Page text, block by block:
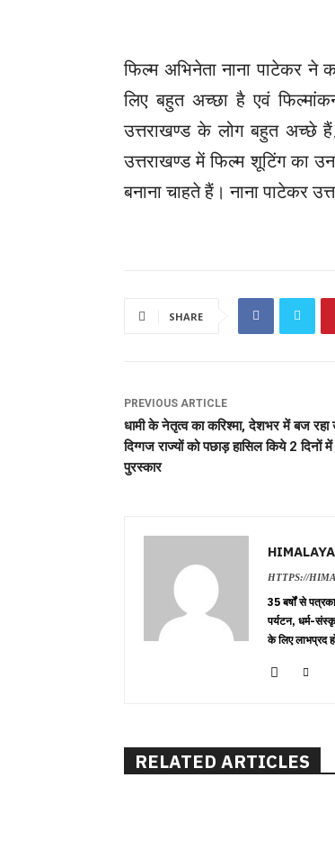
फिल्म अभिनेता नाना पाटेकर ने
लिए बहुत अच्छा है एवं
उत्तराखण्ड के लोग बहुत अच्छे
उत्तराखण्ड में फिल्म शूटिंग का
बनाना चाहते हैं। नाना पाटेकर
SHARE
PREVIOUS ARTICLE
धामी के नेतृत्व का करिश्मा, देशभर में बज रहा
दिग्गज राज्यों को पछाड़ हासिल किये 2 दिनों में
पुरस्कार
HTTPS://
35 बर्षों से
पर्यटन, धर्म-
के लिए लाभप्रद
RELATED ARTICLES